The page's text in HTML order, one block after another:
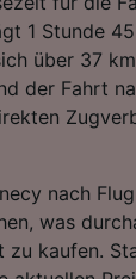
1 Stunde
über 37
der Fahrt
nach
was
zu kaufen.